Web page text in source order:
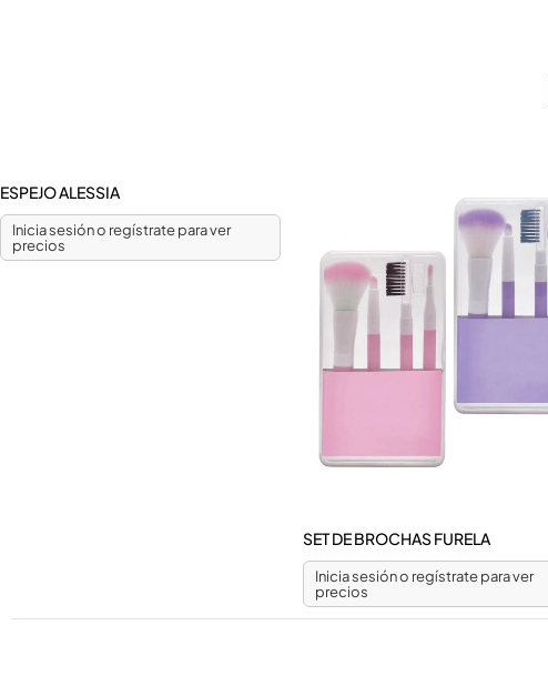
ESPEJO ALESSIA
Inicia sesión o regístrate para ver
precios
SET DE BROCHAS FURELA
Inicia sesión o regístrate para ver
precios